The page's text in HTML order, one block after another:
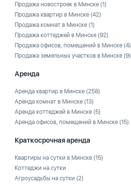
Продажа новостроек в Минске (1)
Продажа квартир в Минске (42)
Продажа комнат в Минске (1)
Продажа коттеджей в Минске (92)
Продажа офисов, помещений в Минске (4)
Продажа земельных участков в Минске (9)
Аренда
Аренда квартир в Минске (258)
Аренда комнат в Минске (13)
Аренда коттеджей в Минске (5)
Аренда офисов, помещений в Минске (15)
Краткосрочная аренда
Квартиры на сутки в Минске (15)
Коттеджи на сутки
Агроусадьбы на сутки (2)